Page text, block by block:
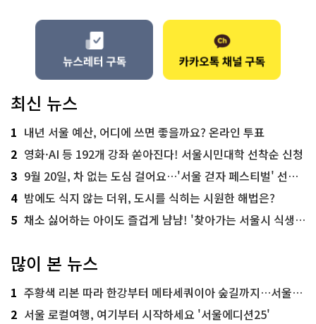
최신 뉴스
1 내년 서울 예산, 어디에 쓰면 좋을까요? 온라인 투표
2 영화·AI 등 192개 강좌 쏟아진다! 서울시민대학 선착순 신청
3 9월 20일, 차 없는 도심 걸어요…'서울 걷자 페스티벌' 선착순 5천명
4 밤에도 식지 않는 더위, 도시를 식히는 시원한 해법은?
5 채소 싫어하는 아이도 즐겁게 냠냠! '찾아가는 서울시 식생활 교육' 현장
많이 본 뉴스
1 주황색 리본 따라 한강부터 메타세쿼이아 숲길까지…서울둘레길 15코스
2 서울 로컬여행, 여기부터 시작하세요 '서울에디션25'